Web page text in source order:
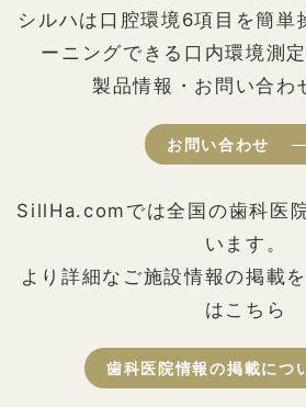
シルハは口腔環境6項目を簡単
ーニングできる口内環境測
製品情報・お問い合わ
お問い合わせ
SillHa.comでは全国の歯科医
います。
より詳細なご施設情報の掲載
はこちら
歯科医院情報の掲載につ